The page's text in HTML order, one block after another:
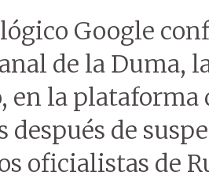
Google
de la Duma,
en la plataforma
después de
oficialistas de